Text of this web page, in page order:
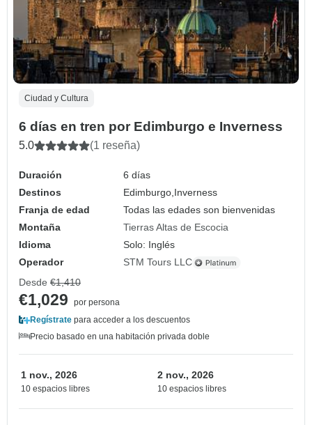
Ciudad y Cultura
6 días en tren por Edimburgo e Inverness
5.0 (1 reseña)
Duración
6 días
Destinos
Edimburgo,Inverness
Franja de edad
Todas las edades son bienvenidas
Montaña
Tierras Altas de Escocia
Idioma
Solo: Inglés
Operador
STM Tours LLC
Desde €1,410
€1,029
por persona
Regístrate para acceder a los descuentos
Precio basado en una habitación privada doble
1 nov., 2026
10 espacios libres
2 nov., 2026
10 espacios libres